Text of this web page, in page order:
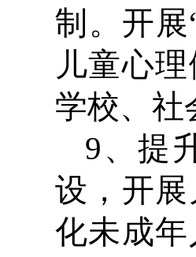
制。开
儿童心
学校、社
9、提
设，开
化未成